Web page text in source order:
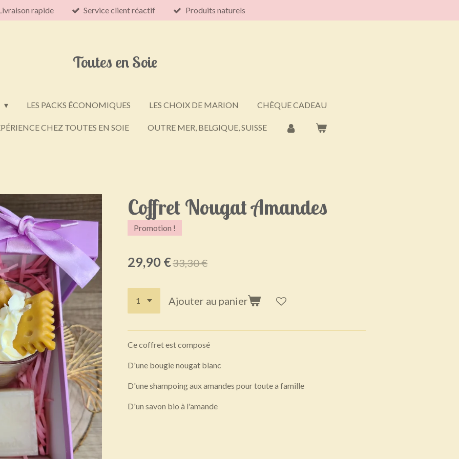
rapide Service client réactif Produits naturels
Toutes en Soie
LES PACKS ÉCONOMIQUES LES CHOIX DE MARION CHÈQUE CADEAU
CHEZ TOUTES EN SOIE OUTRE MER, BELGIQUE, SUISSE
Coffret Nougat Amandes
Promotion !
29,90 €33,30 €
Ajouter au panier
Ce coffret est composé
D'une bougie nougat blanc
D'une shampoing aux amandes pour toute a famille
D'un savon bio à l'amande